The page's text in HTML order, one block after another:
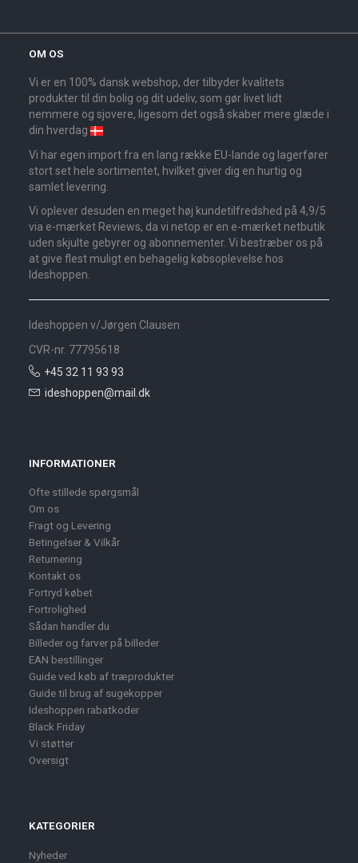
OM OS
Vi er en 100% dansk webshop, der tilbyder kvalitets
produkter til din bolig og dit udeliv, som gør livet lidt
nemmere og sjovere, ligesom det også skaber mere glæde i
din hverdag
Vi har egen import fra en lang række EU-lande og lagerfører
stort set hele sortimentet, hvilket giver dig en hurtig og
samlet levering.
Vi oplever desuden en meget høj kundetilfredshed på 4,9/5
via e-mærket Reviews, da vi netop er en e-mærket netbutik
uden skjulte gebyrer og abonnementer. Vi bestræber os på
at give flest muligt en behagelig købsoplevelse hos
Ideshoppen.
Ideshoppen v/Jørgen Clausen
CVR-nr. 77795618
+45 32 11 93 93
ideshoppen@mail.dk
INFORMATIONER
Ofte stillede spørgsmål
Om os
Fragt og Levering
Betingelser & Vilkår
Returnering
Kontakt os
Fortryd købet
Fortrolighed
Sådan handler du
Billeder og farver på billeder
EAN bestillinger
Guide ved køb af træprodukter
Guide til brug af sugekopper
Ideshoppen rabatkoder
Black Friday
Vi støtter
Oversigt
KATEGORIER
Nyheder